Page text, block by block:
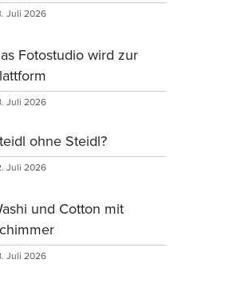
Juli 2026
Fotostudio wird zur
Juli 2026
ohne Steidl?
Juli 2026
und Cotton mit
Juli 2026